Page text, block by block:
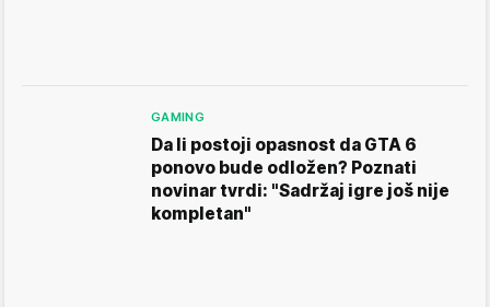
GAMING
Da li postoji opasnost da GTA 6
ponovo bude odložen? Poznati
novinar tvrdi: "Sadržaj igre još nije
kompletan"